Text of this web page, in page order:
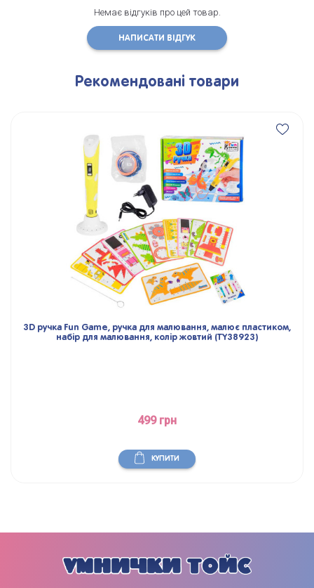
Немає відгуків про цей товар.
НАПИСАТИ ВІДГУК
Рекомендовані товари
3D ручка Fun Game, ручка для малювання, малює пластиком,
набір для малювання, колір жовтий (TY38923)
499 грн
КУПИТИ